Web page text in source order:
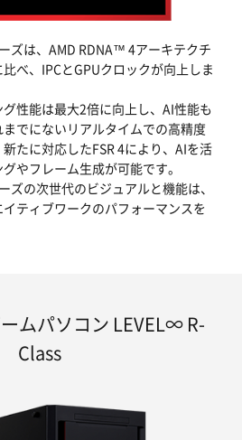
ズは、AMD RDNA™ 4アーキテクチ
べ、IPCとGPUクロックが向上しま
性能は最大2倍に向上し、AI性能も
でにないリアルタイムでの高精度
たに対応したFSR 4により、AIを活
やフレーム生成が可能です。
の次世代のビジュアルと機能は、
ティブワークのパフォーマンスを
ムパソコン LEVEL∞ R-
Class